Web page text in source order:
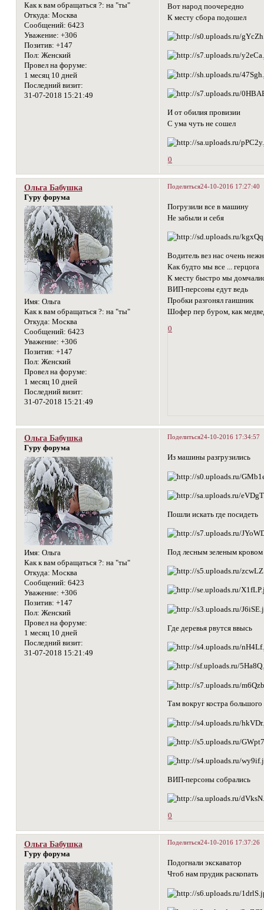
Как к вам обращаться ?: на "ты"
Откуда: Москва
Сообщений: 6423
Уважение: +306
Позитив: +147
Пол: Женский
Провел на форуме:
1 месяц 10 дней
Последний визит:
31-07-2018 15:21:49
Вот народ поочередно
К месту сбора подошел
И от обилия провизии
С ума чуть не сошел
0
Поделиться24-10-2016 17:27:40
Ольга Бабушка
Гуру форума
Имя: Ольга
Как к вам обращаться ?: на "ты"
Откуда: Москва
Сообщений: 6423
Уважение: +306
Позитив: +147
Пол: Женский
Провел на форуме:
1 месяц 10 дней
Последний визит:
31-07-2018 15:21:49
Погрузили все в машину
Не забыли и себя
Водитель вез нас очень
Как будто мы все ... герцога
К месту быстро мы
ВИП-персоны едут ведь
Пробки разгонял гаишник
Шофер пер буром, как
0
Поделиться24-10-2016 17:34:57
Ольга Бабушка
Гуру форума
Имя: Ольга
Как к вам обращаться ?: на "ты"
Откуда: Москва
Сообщений: 6423
Уважение: +306
Позитив: +147
Пол: Женский
Провел на форуме:
1 месяц 10 дней
Последний визит:
31-07-2018 15:21:49
Из машины разгрузились
Пошли искать где посидеть
Под лесным зеленым кровом
Где деревья рвутся ввысь
Там вокруг костра большого
ВИП-персоны собрались
0
Поделиться24-10-2016 17:37:26
Ольга Бабушка
Гуру форума
Подогнали экскаватор
Чтоб нам прудик раскопать